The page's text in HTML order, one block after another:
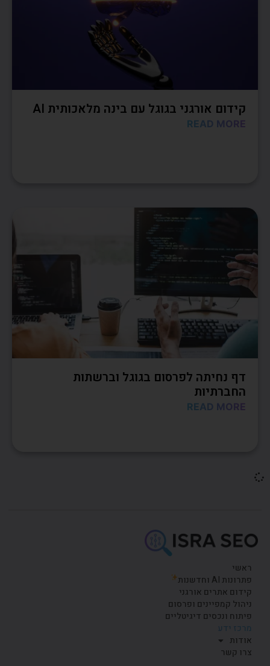
קידום אורגני בגוגל עם בינה מלאכותית AI
READ MORE
דף נחיתה לפרסום בגוגל וברשתות
החברתיות
READ MORE
ראשי
פתרונות AI וחדשנות
קידום אתרים אורגני
ניהול קמפיינים ופרסום
פיתוח ונכסים דיגיטליים
מרכז ידע
אודות
צרו קשר